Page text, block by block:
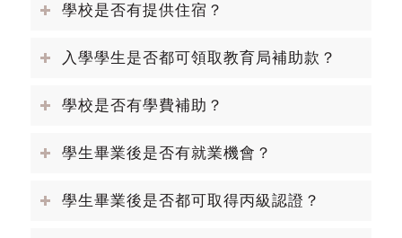
學校是否有提供住宿？
入學學生是否都可領取教育局補助款？
學校是否有學費補助？
學生畢業後是否有就業機會？
學生畢業後是否都可取得丙級認證？